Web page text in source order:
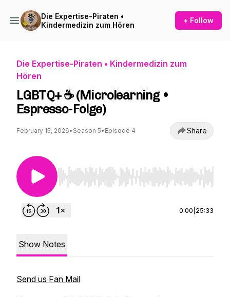
Die Expertise-Piraten •
Kindermedizin zum Hören
+ Follow
Die Expertise-Piraten • Kindermedizin zum
Hören
LGBTQ+ ☕ (Microlearning •
Espresso-Folge)
February 15, 2026• Season 5• Episode 4 Share
Use Left/Right to seek, Home/End to jump to
0:00 25:33
Show Notes
Send us Fan Mail